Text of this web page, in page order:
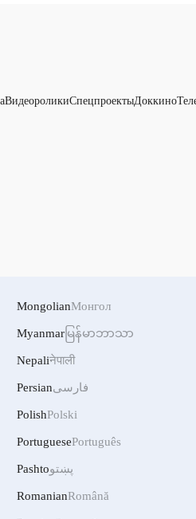
ВидеороликиСпецпроектыДоккино
MongolianМонгол
Myanmar မြန်မာဘာသာ
Nepaliनेपाली
Persianفارسی
PolishPolski
PortuguesePortuguês
Pashtoپښتو
RomanianRomână